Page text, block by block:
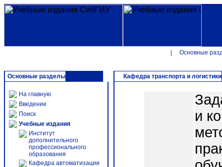
Основные
Основные разделы
На главную
Введение
Поиск
Учебные издания
Институт
дополнительного
профессионального
образования
Кафедра автоматизации
Кафедра транспорта и логистики
и